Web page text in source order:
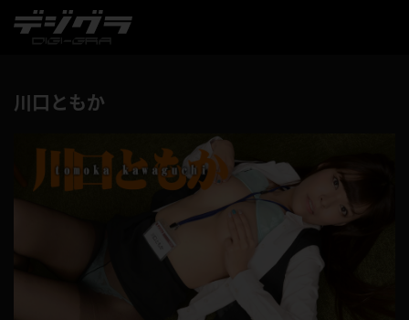
川口ともか